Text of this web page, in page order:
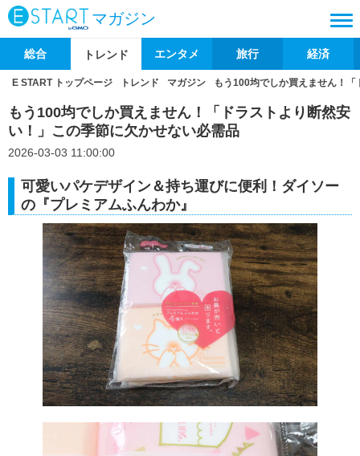
マガジン
総合 トレンド エンタメ 旅行 経済
E START トップページ トレンド マガジン もう100均でしか買えません！
もう100均でしか買えません！「ドラストより断然安
い！」この季節に欠かせない必需品
2026-03-03 11:00:00
可愛いパケデザイン＆持ち運びに便利！ダイソー
の『プレミアムふんわか』